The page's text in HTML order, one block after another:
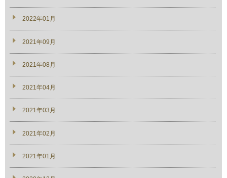
2022年01月
2021年09月
2021年08月
2021年04月
2021年03月
2021年02月
2021年01月